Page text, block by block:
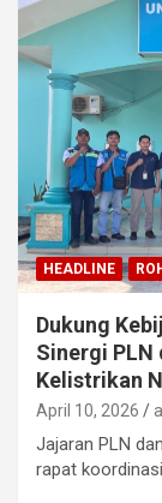
HEADLINE
Dukung
Sinergi PLN
Kelistrikan
April 10, 2026
Jajaran PLN
rapat